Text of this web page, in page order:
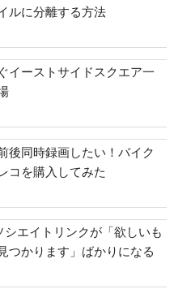
ルに分離する方法
イーストサイドスクエア一
後同時録画したい！バイク
コを購入してみた
シエイトリンクが「欲しいも
つかります」ばかりになる